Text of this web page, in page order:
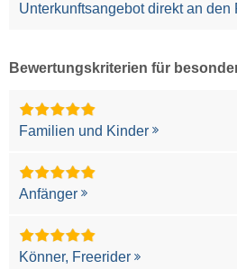
Unterkunftsangebot direkt an den
Bewertungskriterien für
Familien und Kinder
Anfänger
Könner, Freerider